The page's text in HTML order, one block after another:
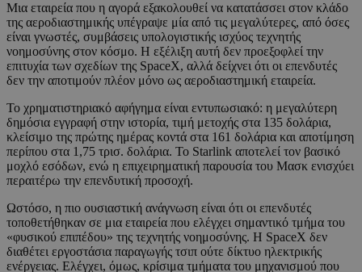
Μια εταιρεία που η αγορά εξακολουθεί να κατατάσσει στον κλάδο
της αεροδιαστημικής υπέγραψε μία από τις μεγαλύτερες, από όσες
είναι γνωστές, συμβάσεις υπολογιστικής ισχύος τεχνητής
νοημοσύνης στον κόσμο. Η εξέλιξη αυτή δεν προεξοφλεί την
επιτυχία των σχεδίων της SpaceX, αλλά δείχνει ότι οι επενδυτές
δεν την αποτιμούν πλέον μόνο ως αεροδιαστημική εταιρεία.
Το χρηματιστηριακό αφήγημα είναι εντυπωσιακό: η μεγαλύτερη
δημόσια εγγραφή στην ιστορία, τιμή μετοχής στα 135 δολάρια,
κλείσιμο της πρώτης ημέρας κοντά στα 161 δολάρια και αποτίμηση
περίπου στα 1,75 τρισ. δολάρια. Το Starlink αποτελεί τον βασικό
μοχλό εσόδων, ενώ η επιχειρηματική παρουσία του Μασκ ενισχύει
περαιτέρω την επενδυτική προσοχή.
Ωστόσο, η πιο ουσιαστική ανάγνωση είναι ότι οι επενδυτές
τοποθετήθηκαν σε μια εταιρεία που ελέγχει σημαντικό τμήμα του
«φυσικού επιπέδου» της τεχνητής νοημοσύνης. Η SpaceX δεν
διαθέτει εργοστάσια παραγωγής τσιπ ούτε δίκτυο ηλεκτρικής
ενέργειας. Ελέγχει, όμως, κρίσιμα τμήματα του μηχανισμού που